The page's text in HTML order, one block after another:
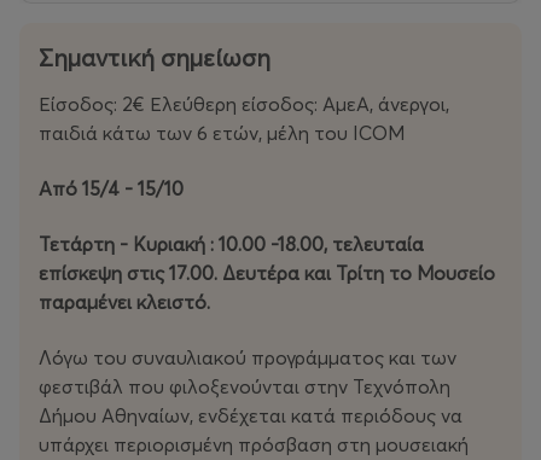
Σημαντική σημείωση
Είσοδος: 2€ Ελεύθερη είσοδος: ΑμεΑ, άνεργοι,
παιδιά κάτω των 6 ετών, μέλη του ICOM
Από 15/4 - 15/10
Τετάρτη - Κυριακή : 10.00 -18.00, τελευταία
επίσκεψη στις 17.00. Δευτέρα και Τρίτη το Μουσείο
παραμένει κλειστό.
Λόγω του συναυλιακού προγράμματος και των
φεστιβάλ που φιλοξενούνται στην Τεχνόπολη
Δήμου Αθηναίων, ενδέχεται κατά περιόδους να
υπάρχει περιορισμένη πρόσβαση στη μουσειακή